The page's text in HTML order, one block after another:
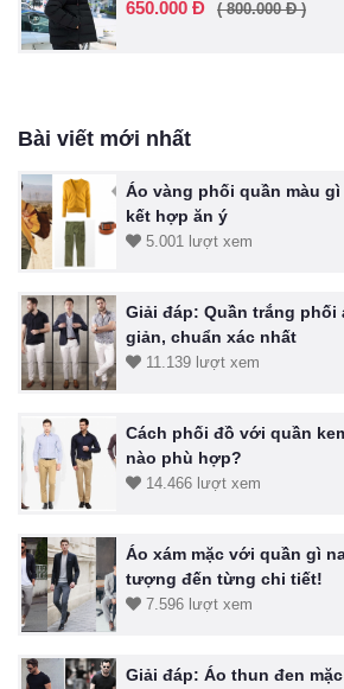
650.000 Đ ( 800.000 Đ )
Bài viết mới nhất
Áo vàng phối quần màu
kết hợp ăn ý
5.001 lượt xem
Giải đáp: Quần trắng phối
giản, chuẩn xác nhất
11.139 lượt xem
Cách phối đồ với quần
nào phù hợp?
14.466 lượt xem
Áo xám mặc với quần gì
tượng đến từng chi tiết!
7.596 lượt xem
Giải đáp: Áo thun đen